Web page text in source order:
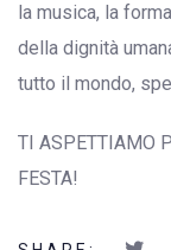
la musica, la
della dignità
tutto il mondo,
TI ASPETTIAMO
FESTA!